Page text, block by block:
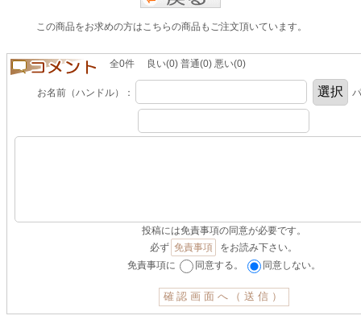
この商品をお求めの方はこちらの商品もご注文頂いています。
全0件 良い(0) 普通(0) 悪い(0)
お名前（ハンドル）：
投稿には免責事項の同意が必要です。
必ず 免責事項
をお読み下さい。
免責事項に
同意する。 同意しない。